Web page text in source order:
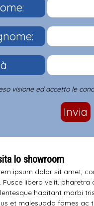
visione ed accetto le
Invia
lo showroom
ipsum dolor sit amet,
Fusce libero velit, pharetra
habitant morbi
et malesuada fames ac